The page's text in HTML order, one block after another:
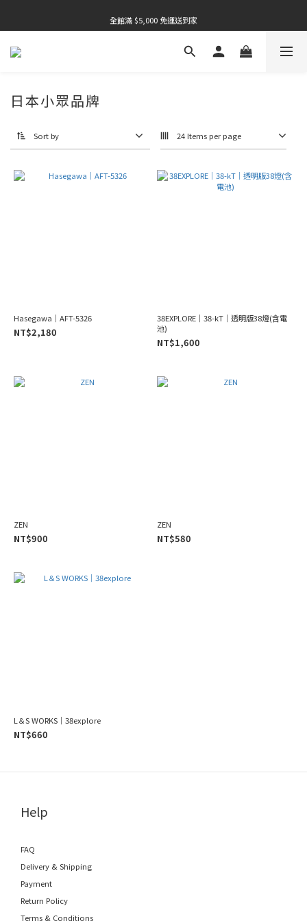
全館滿 $5,000 免運送到家
全館滿 $5,000 免運送到家
全館滿 $5,000 免運送到家
日本小眾品牌
Sort by 24 Items per page
Hasegawa｜AFT-5326
NT$2,180
38EXPLORE｜38-kT｜透明版38燈(含電
池)
NT$1,600
ZEN
NT$900
ZEN
NT$580
L＆S WORKS｜38explore
NT$660
Help
FAQ
Delivery & Shipping
Payment
Return Policy
Terms & Conditions